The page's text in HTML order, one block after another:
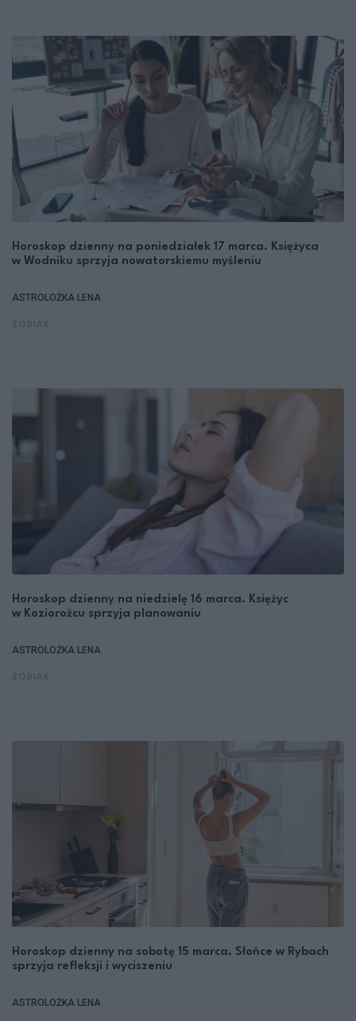
Horoskop dzienny na poniedziałek 17 marca. Księżyca
w Wodniku sprzyja nowatorskiemu myśleniu
ASTROLOŻKA LENA
Horoskop dzienny na niedzielę 16 marca. Księżyc
w Koziorożcu sprzyja planowaniu
ASTROLOŻKA LENA
Horoskop dzienny na sobotę 15 marca. Słońce w Rybach
sprzyja refleksji i wyciszeniu
ASTROLOŻKA LENA